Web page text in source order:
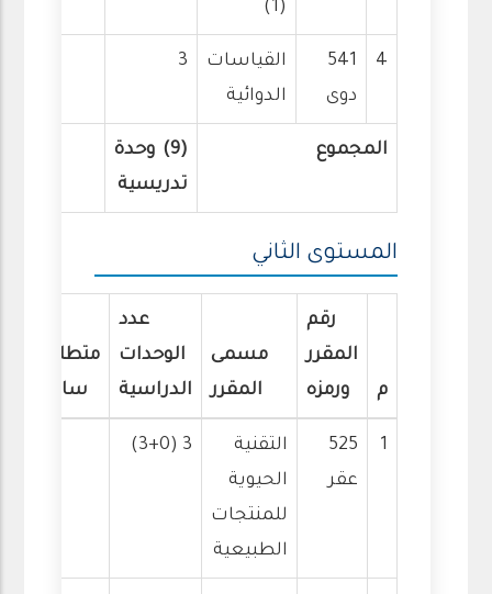
(1)
4
541
دوى
القياسات
الدوائية
3
المجموع
(9) وحدة
تدريسية
المستوى الثاني
م
رقم
المقرر
ورمزه
مسمى
المقرر
عدد
الوحدات
الدراسية
متطلب
سابق
1
525
عقر
التقنية
الحيوية
للمنتجات
الطبيعية
3 (3+0)